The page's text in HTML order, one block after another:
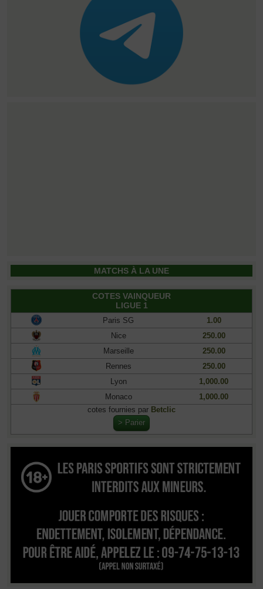
MATCHS À LA UNE
COTES VAINQUEUR
LIGUE 1
Paris SG
1.00
Nice
250.00
Marseille
250.00
Rennes
250.00
Lyon
1,000.00
Monaco
1,000.00
cotes fournies par Betclic
> Parier